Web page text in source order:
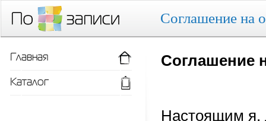
Соглашение на
Соглашение
Настоящим я,
Главная
Каталог